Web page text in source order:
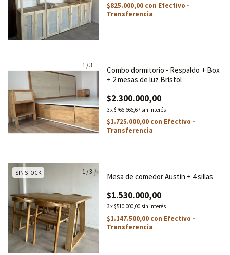
$825.000,00 con Efectivo -
Transferencia
1 /3
Combo dormitorio - Respaldo + Box
+ 2 mesas de luz Bristol
$2.300.000,00
3x $766.666,67 sin interés
$1.725.000,00 con Efectivo -
Transferencia
1 /3
SIN STOCK Mesa de comedor Austin + 4 sillas
$1.530.000,00
3x $510.000,00 sin interés
$1.147.500,00 con Efectivo -
Transferencia